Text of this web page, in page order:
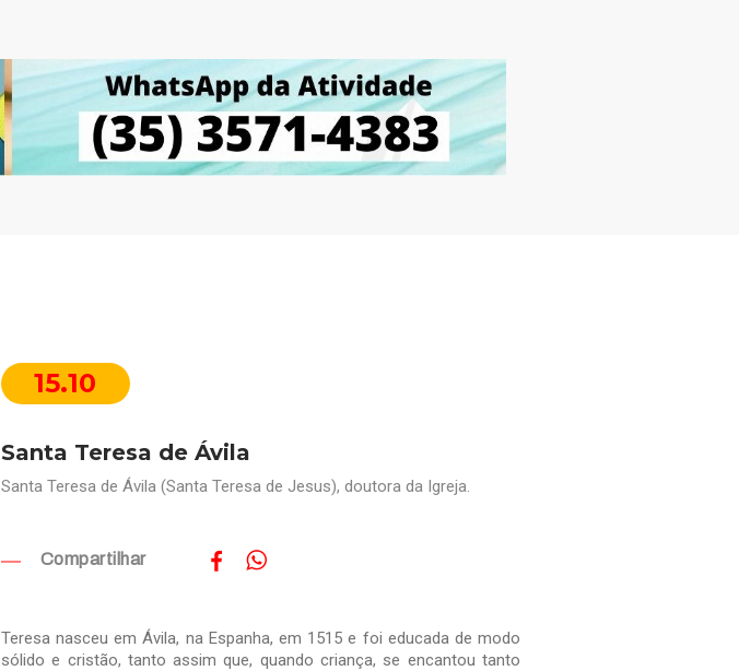
15.10
Santa Teresa de Ávila
Santa Teresa de Ávila (Santa Teresa de Jesus), doutora da Igreja.
Compartilhar
Teresa nasceu em Ávila, na Espanha, em 1515 e foi educada de modo
sólido e cristão, tanto assim que, quando criança, se encantou tanto